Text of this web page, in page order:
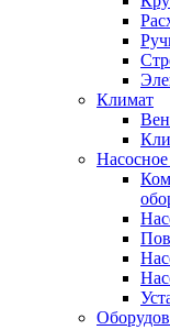
Климат